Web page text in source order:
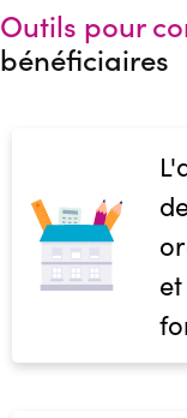
Outils pour
bénéficiaires